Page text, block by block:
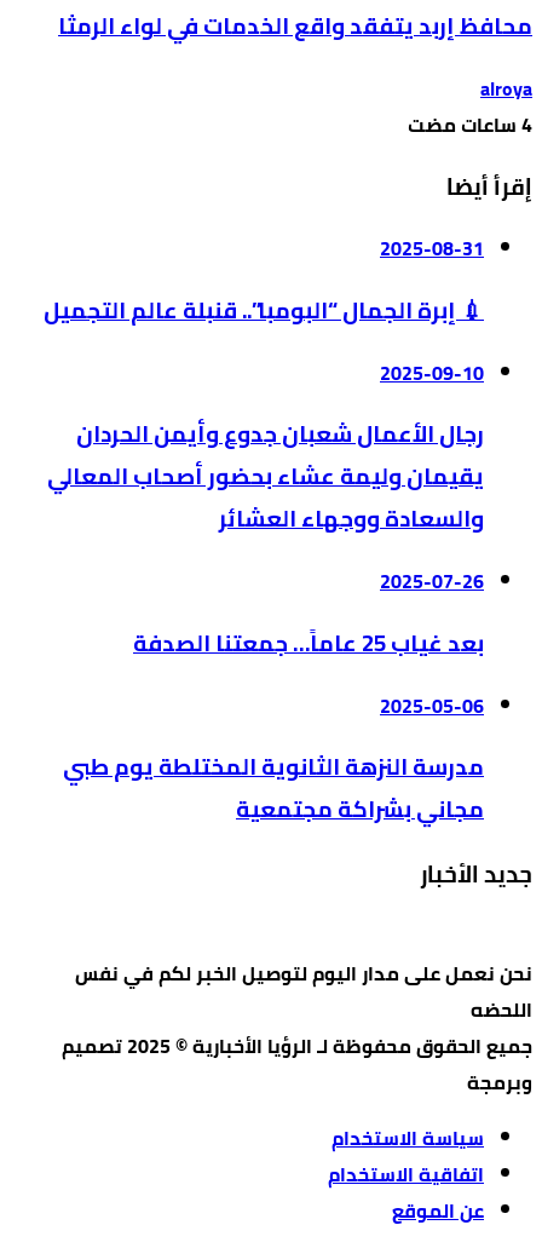
محافظ إربد يتفقد واقع الخدمات في لواء الرمثا
alroya
إقرأ أيضا
2025-08-31
💉 إبرة الجمال “البومبا”.. قنبلة عالم التجميل
2025-09-10
رجال الأعمال شعبان جدوع وأيمن الحردان
يقيمان وليمة عشاء بحضور أصحاب المعالي
والسعادة ووجهاء العشائر
2025-07-26
بعد غياب 25 عاماً… جمعتنا الصدفة
2025-05-06
مدرسة النزهة الثانوية المختلطة يوم طبي
مجاني بشراكة مجتمعية
جديد الأخبار
نحن نعمل على مدار اليوم لتوصيل الخبر لكم في نفس
اللحضه
جميع الحقوق محفوظة لـ الرؤيا الأخبارية © 2025 تصميم
وبرمجة
سياسة الاستخدام
اتفاقية الاستخدام
عن الموقع